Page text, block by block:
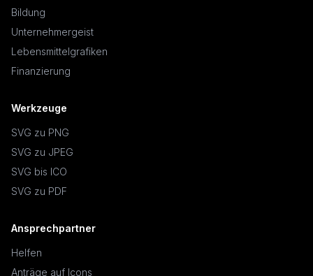
Bildung
Unternehmergeist
Lebensmittelgrafiken
Finanzierung
Werkzeuge
SVG zu PNG
SVG zu JPEG
SVG bis ICO
SVG zu PDF
Ansprechpartner
Helfen
Anträge auf Icons